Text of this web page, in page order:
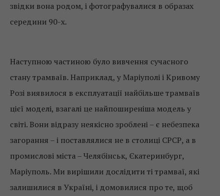
звідки вона родом, і фотографувалися в образах
середини 90-х.
Наступною частиною було вивчення сучасного
стану трамваїв. Наприклад, у Маріуполі і Кривому
Розі виявилося в експлуатації найбільше трамваїв
цієї моделі, взагалі це найпоширеніша модель у
світі. Вони відразу неякісно зроблені – є небезпека
загорання – і поставлялися не в столиці СРСР, а в
промислові міста – Челябінськ, Єкатеринбург,
Маріуполь. Ми вирішили дослідити ті трамваї, які
залишилися в Україні, і домовилися про те, щоб